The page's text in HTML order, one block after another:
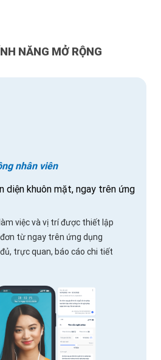
NĂNG MỞ RỘNG
nhân viên
diện khuôn mặt, ngay trên ứng
việc và vị trí được thiết lập
từ ngay trên ứng dụng
trực quan, báo cáo chi tiết